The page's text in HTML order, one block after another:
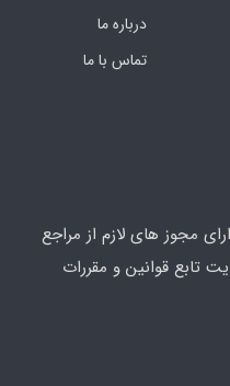
درباره ما
تماس با ما
مجوز های لازم از مراجع
تابع قوانین و مقررات